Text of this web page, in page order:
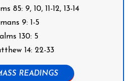
85: 9, 10, 11-12, 13-14
9: 1-5
130: 5
14: 22-33
READINGS